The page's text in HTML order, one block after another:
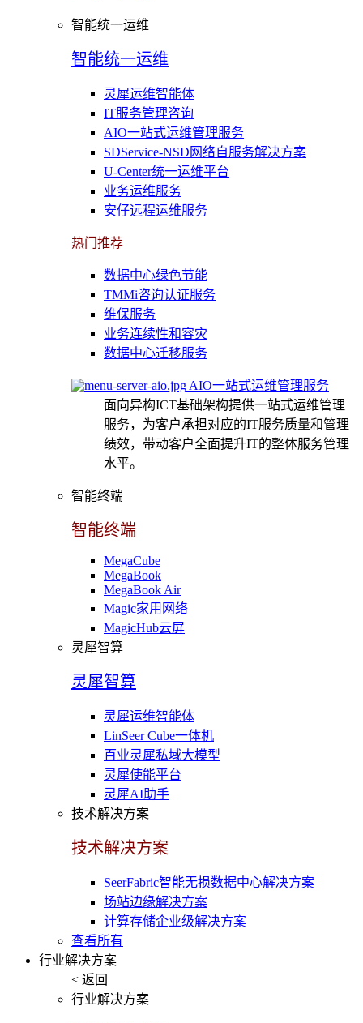
智能统一运维
智能统一运维
灵犀运维智能体
IT服务管理咨询
AIO一站式运维管理服务
SDService-NSD网络自服务解决方案
U-Center统一运维平台
业务运维服务
安仔远程运维服务
热门推荐
数据中心绿色节能
TMMi咨询认证服务
维保服务
业务连续性和容灾
数据中心迁移服务
AIO一站式运维管理服务
面向异构ICT基础架构提供一站式运维管理
服务，为客户承担对应的IT服务质量和管理
绩效，带动客户全面提升IT的整体服务管理
水平。
智能终端
智能终端
MegaCube
MegaBook
MegaBook Air
Magic家用网络
MagicHub云屏
灵犀智算
灵犀智算
灵犀运维智能体
LinSeer Cube一体机
百业灵犀私域大模型
灵犀使能平台
灵犀AI助手
技术解决方案
技术解决方案
SeerFabric智能无损数据中心解决方案
场站边缘解决方案
计算存储企业级解决方案
查看所有
行业解决方案
< 返回
行业解决方案